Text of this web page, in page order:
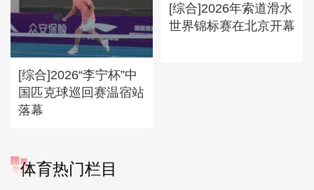
[综合]2026“李宁杯”中
国匹克球巡回赛温宿站
落幕
[综合]2026年索道滑水
世界锦标赛在北京开幕
体育热门栏目